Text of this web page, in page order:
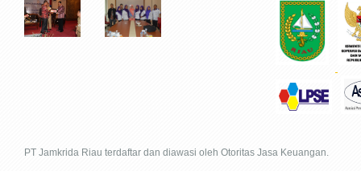
PT Jamkrida Riau terdaftar dan diawasi oleh Otoritas Jasa Keuangan.